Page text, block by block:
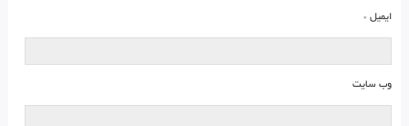
ایمیل *
وب‌ سایت